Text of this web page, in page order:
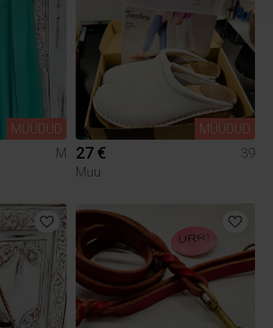
MÜÜDUD
M
MÜÜDUD
27 €
39
Muu